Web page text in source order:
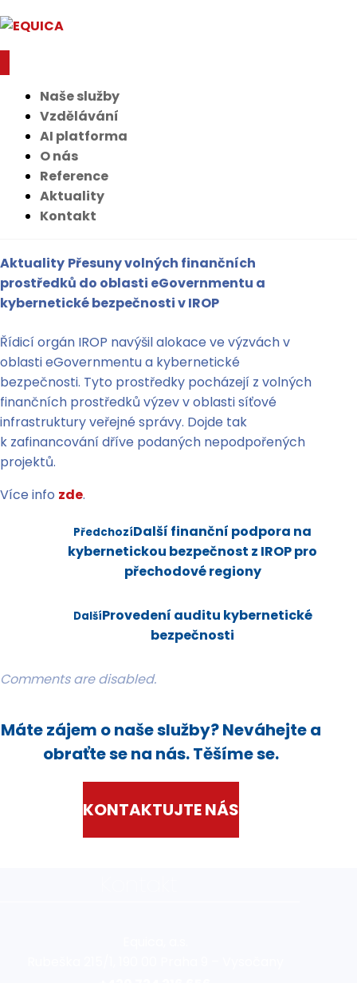
Naše služby
Vzdělávání
AI platforma
O nás
Reference
Aktuality
Kontakt
Aktuality Přesuny volných finančních
prostředků do oblasti eGovernmentu a
kybernetické bezpečnosti v IROP
Řídicí orgán IROP navýšil alokace ve výzvách v
oblasti eGovernmentu a kybernetické
bezpečnosti. Tyto prostředky pocházejí z volných
finančních prostředků výzev v oblasti síťové
infrastruktury veřejné správy. Dojde tak
k zafinancování dříve podaných nepodpořených
projektů.
Více info zde.
PředchozíDalší finanční podpora na
kybernetickou bezpečnost z IROP pro
přechodové regiony
DalšíProvedení auditu kybernetické
bezpečnosti
Comments are disabled.
Máte zájem o naše služby? Neváhejte a
obraťte se na nás. Těšíme se.
KONTAKTUJTE NÁS